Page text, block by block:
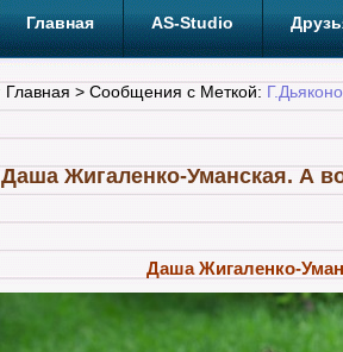
Главная AS-Studio
Теги ТОП
Главная > Сообщения с Меткой:
Даша Жигаленко-Уманская. А
Даша Жигаленко-